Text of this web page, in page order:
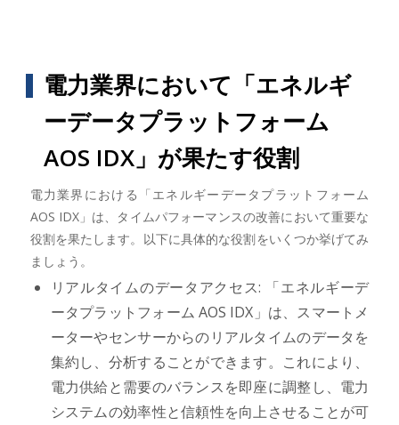
電力業界において「エネルギ
ーデータプラットフォーム
AOS IDX」が果たす役割
電力業界における「エネルギーデータプラットフォーム
AOS IDX」は、タイムパフォーマンスの改善において重要な
役割を果たします。以下に具体的な役割をいくつか挙げてみ
ましょう。
リアルタイムのデータアクセス: 「エネルギーデ
ータプラットフォーム AOS IDX」は、スマートメ
ーターやセンサーからのリアルタイムのデータを
集約し、分析することができます。これにより、
電力供給と需要のバランスを即座に調整し、電力
システムの効率性と信頼性を向上させることが可